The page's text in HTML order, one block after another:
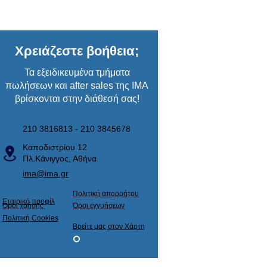
Χρειάζεστε βοήθεια;
Τα εξειδικευμένα τμήματα
πωλήσεων και after sales της ΙΜΑ
βρίσκονται στην διάθεσή σας!
Καποδιστρίου 12
Πλ.Κάνιγγος, Αθήνα
210 3816813 - 210 3845678
ima@ima.gr
Πολιτική απορρήτου
​Όροι χρήσης
​Όροι εγγυήσεων
Πολιτική Cookies
Εταιρικό προφίλ
Βρείτε μας στον Χάρτη